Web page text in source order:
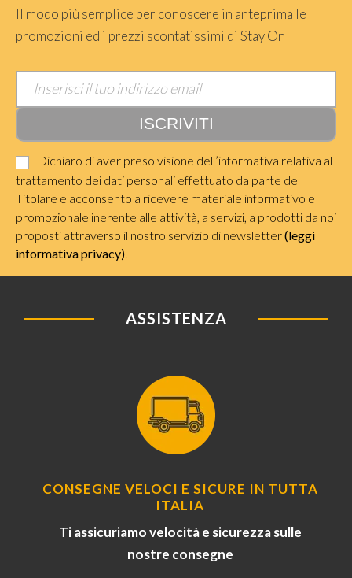
Il modo più semplice per conoscere in anteprima le
promozioni ed i prezzi scontatissimi di Stay On
Dichiaro di aver preso visione dell’informativa relativa al
trattamento dei dati personali effettuato da parte del
Titolare e acconsento a ricevere materiale informativo e
promozionale inerente alle attività, a servizi, a prodotti da noi
proposti attraverso il nostro servizio di newsletter(leggi
informativa privacy).
ASSISTENZA
CONSEGNE VELOCI E SICURE IN TUTTA
ITALIA
Ti assicuriamo velocità e sicurezza sulle
nostre consegne